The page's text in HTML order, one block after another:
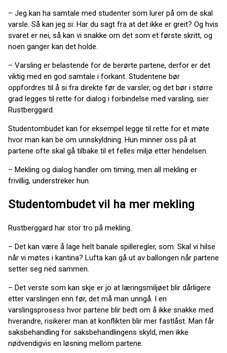
– Jeg kan ha samtale med studenter som lurer på om de skal
varsle. Så kan jeg si: Har du sagt fra at det ikke er greit? Og hvis
svaret er nei, så kan vi snakke om det som et første skritt, og
noen ganger kan det holde.
– Varsling er belastende for de berørte partene, derfor er det
viktig med en god samtale i forkant. Studentene bør
oppfordres til å si fra direkte før de varsler, og det bør i større
grad legges til rette for dialog i forbindelse med varsling, sier
Rustberggard.
Studentombudet kan for eksempel legge til rette for et møte
hvor man kan be om unnskyldning. Hun minner oss på at
partene ofte skal gå tilbake til et felles miljø etter hendelsen.
– Mekling og dialog handler om timing, men all mekling er
frivillig, understreker hun.
Studentombudet vil ha mer mekling
Rustberggard har stor tro på mekling.
– Det kan være å lage helt banale spilleregler, som: Skal vi hilse
når vi møtes i kantina? Lufta kan gå ut av ballongen når partene
setter seg ned sammen.
– Det verste som kan skje er jo at læringsmiljøet blir dårligere
etter varslingen enn før, det må man unngå. I en
varslingsprosess hvor partene blir bedt om å ikke snakke med
hverandre, risikerer man at konflikten blir mer fastlåst. Man får
saksbehandling for saksbehandlingens skyld, men ikke
nødvendigvis en løsning mellom partene.